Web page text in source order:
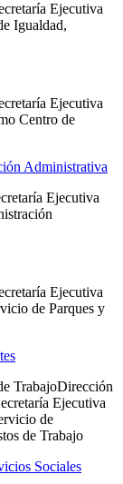
Ejecutiva
Igualdad,
Ejecutiva
Centro de
Administrativa
Ejecutiva
Ejecutiva
de Parques y
TrabajoDirección
Ejecutiva
de
de Trabajo
Sociales